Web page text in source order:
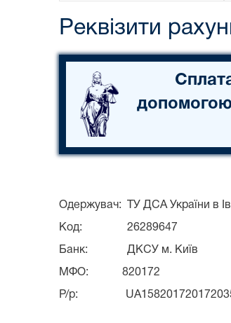
Реквізити
допомогою
Одержувач: ТУ ДСА України в
Код: 26289647
Банк: ДКСУ м. Київ
МФО: 820172
Р/р: